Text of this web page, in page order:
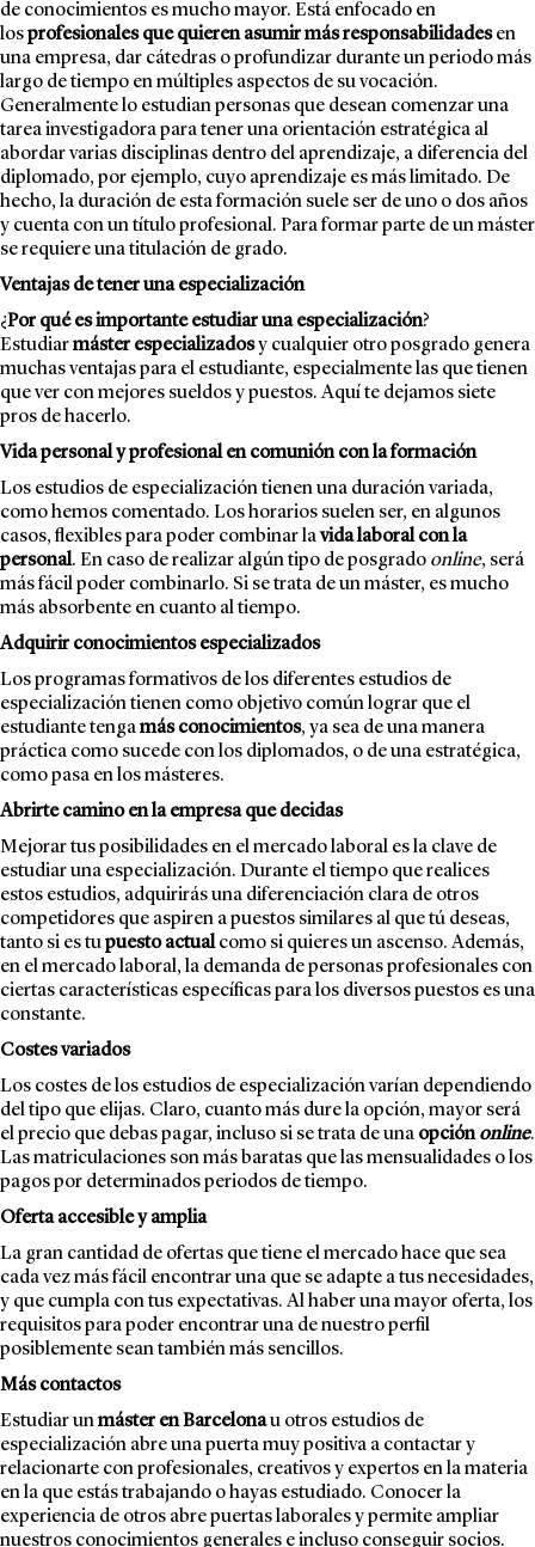
de conocimientos es mucho mayor. Está enfocado en
losprofesionales que quieren asumir más responsabilidadesen
una empresa, dar cátedras o profundizar durante un periodo más
largo de tiempo en múltiples aspectos de su vocación.
Generalmente lo estudian personas que desean comenzar una
tarea investigadora para tener una orientación estratégica al
abordar varias disciplinas dentro del aprendizaje, a diferencia del
diplomado, por ejemplo, cuyo aprendizaje es más limitado. De
hecho, la duración de estaformación suele ser de uno o dos años
y cuenta con un título profesional. Para formar parte de un máster
se requiere una titulación de grado.
Ventajas de tener una especialización
¿Por qué es importante estudiar una especialización?
Estudiarmáster especializadosy cualquier otro posgrado genera
muchas ventajas para el estudiante, especialmente las que tienen
que ver con mejores sueldos y puestos. Aquí te dejamos siete
pros de hacerlo.
Vida personal y profesional en comunión con la formación
Los estudios de especialización tienen una duración variada,
como hemos comentado. Los horarios suelen ser, en algunos
casos, flexibles para poder combinar lavida laboral con la
personal. En caso de realizar algún tipo de posgrado online, será
más fácil poder combinarlo. Si se trata de un máster, es mucho
más absorbente en cuanto al tiempo.
Adquirir conocimientos especializados
Los programas formativos de los diferentes estudios de
especialización tienen como objetivo común lograr que el
estudiante tengamás conocimientos, ya sea de una manera
práctica como sucede con los diplomados, o de una estratégica,
como pasa en los másteres.
Abrirte camino en la empresa que decidas
Mejorar tus posibilidades en el mercado laboral es la clave de
estudiar una especialización. Durante el tiempo que realices
estos estudios, adquirirás una diferenciación clara de otros
competidores que aspiren a puestos similares al que tú deseas,
tanto si es tupuesto actualcomo si quieres un ascenso. Además,
en el mercado laboral, la demanda de personas profesionales con
ciertas características específicas para los diversos puestos es una
constante.
Costes variados
Los costes de los estudios de especialización varían dependiendo
del tipo que elijas. Claro, cuanto más dure la opción, mayor será
el precio que debas pagar, incluso si se trata de una opciónonline.
Las matriculaciones son más baratas que las mensualidades o los
pagos por determinados periodos de tiempo.
Oferta accesible y amplia
La gran cantidad de ofertas que tiene el mercado hace que sea
cada vez más fácil encontrar una que se adapte a tus necesidades,
y que cumpla con tus expectativas. Al haber una mayor oferta, los
requisitos para poder encontrar una de nuestro perfil
posiblemente sean también más sencillos.
Más contactos
Estudiar unmáster en Barcelonau otros estudios de
especialización abre una puerta muy positiva a contactar y
relacionarte con profesionales, creativos y expertos en la materia
en la que estás trabajando o hayas estudiado. Conocer la
experiencia de otros abre puertas laborales y permite ampliar
nuestros conocimientos generales e incluso conseguir socios.